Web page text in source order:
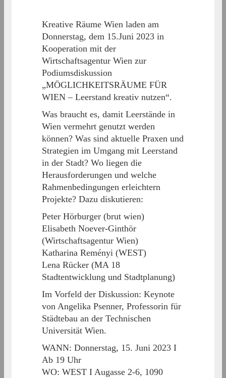
Kreative Räume Wien laden am
Donnerstag, dem 15.Juni 2023 in
Kooperation mit der
Wirtschaftsagentur Wien zur
Podiumsdiskussion
„MÖGLICHKEITSRÄUME FÜR
WIEN – Leerstand kreativ nutzen“.
Was braucht es, damit Leerstände in
Wien vermehrt genutzt werden
können? Was sind aktuelle Praxen und
Strategien im Umgang mit Leerstand
in der Stadt? Wo liegen die
Herausforderungen und welche
Rahmenbedingungen erleichtern
Projekte? Dazu diskutieren:
Peter Hörburger (brut wien)
Elisabeth Noever-Ginthör
(Wirtschaftsagentur Wien)
Katharina Reményi (WEST)
Lena Rücker (MA 18
Stadtentwicklung und Stadtplanung)
Im Vorfeld der Diskussion: Keynote
von Angelika Psenner, Professorin für
Städtebau an der Technischen
Universität Wien.
WANN: Donnerstag, 15. Juni 2023 I
Ab 19 Uhr
WO: WEST I Augasse 2-6, 1090